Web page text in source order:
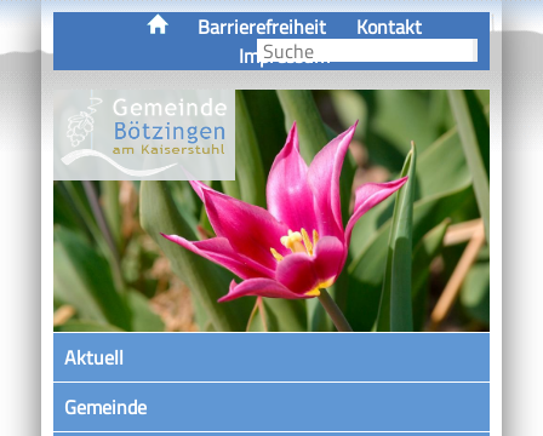
Barrierefreiheit
Kontakt
Impressum
Aktuell
Gemeinde